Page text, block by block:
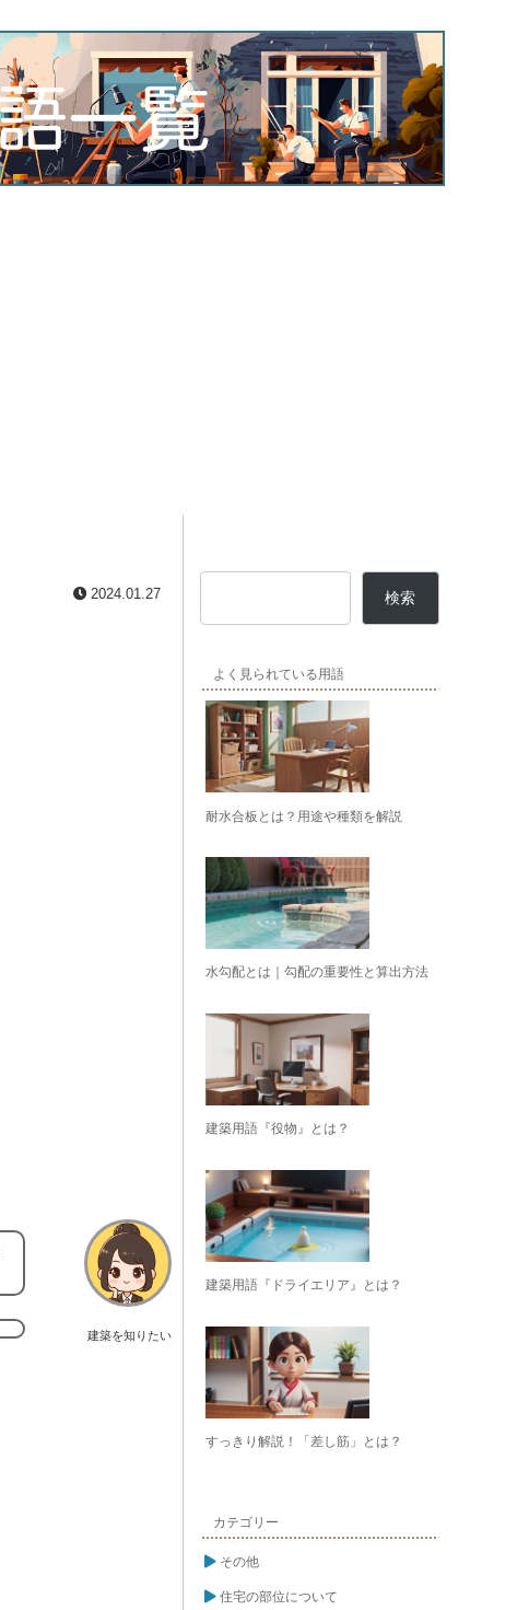
2024.01.27
建築を知りたい
検索
よく見られている用語
耐水合板とは？用途や種類を解説
水勾配とは｜勾配の重要性と算出方法
建築用語『役物』とは？
建築用語『ドライエリア』とは？
すっきり解説！「差し筋」とは？
カテゴリー
その他
住宅の部位について